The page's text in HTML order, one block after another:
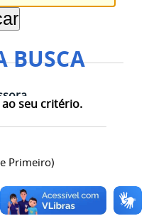
BUSCA
seu critério.
Primeiro)
daniela